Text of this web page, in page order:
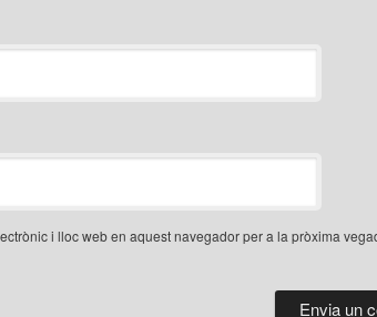
i lloc web en aquest navegador per a la pròxima